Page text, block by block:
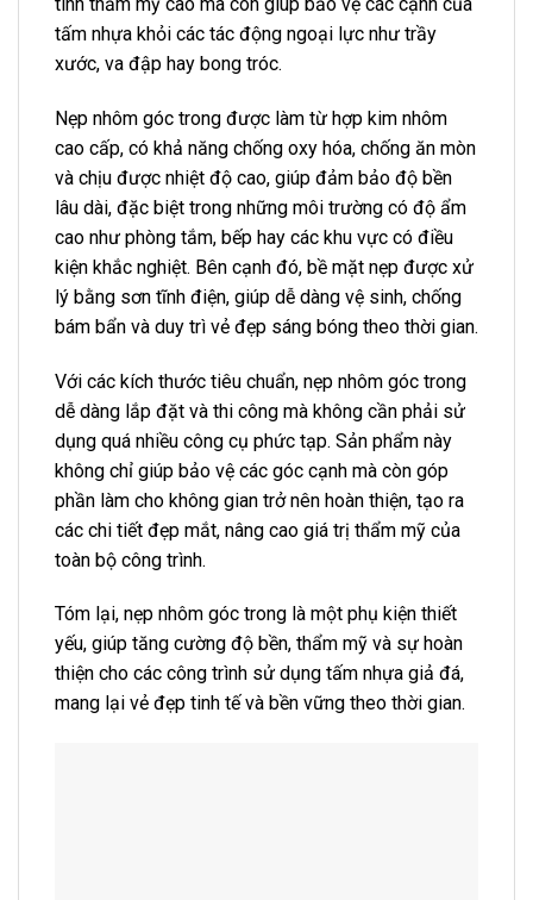
tấm nhựa khỏi các tác động ngoại lực như trầy
xước, va đập hay bong tróc.
Nẹp nhôm góc trong được làm từ hợp kim nhôm
cao cấp, có khả năng chống oxy hóa, chống ăn mòn
và chịu được nhiệt độ cao, giúp đảm bảo độ bền
lâu dài, đặc biệt trong những môi trường có độ ẩm
cao như phòng tắm, bếp hay các khu vực có điều
kiện khắc nghiệt. Bên cạnh đó, bề mặt nẹp được xử
lý bằng sơn tĩnh điện, giúp dễ dàng vệ sinh, chống
bám bẩn và duy trì vẻ đẹp sáng bóng theo thời gian.
Với các kích thước tiêu chuẩn, nẹp nhôm góc trong
dễ dàng lắp đặt và thi công mà không cần phải sử
dụng quá nhiều công cụ phức tạp. Sản phẩm này
không chỉ giúp bảo vệ các góc cạnh mà còn góp
phần làm cho không gian trở nên hoàn thiện, tạo ra
các chi tiết đẹp mắt, nâng cao giá trị thẩm mỹ của
toàn bộ công trình.
Tóm lại, nẹp nhôm góc trong là một phụ kiện thiết
yếu, giúp tăng cường độ bền, thẩm mỹ và sự hoàn
thiện cho các công trình sử dụng tấm nhựa giả đá,
mang lại vẻ đẹp tinh tế và bền vững theo thời gian.